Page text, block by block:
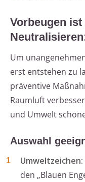
Vorbeugen
Um
erst entstehen zu
präventive
Raumluft
und Umwelt
Auswahl
Umweltzeichen:
den „Blauen